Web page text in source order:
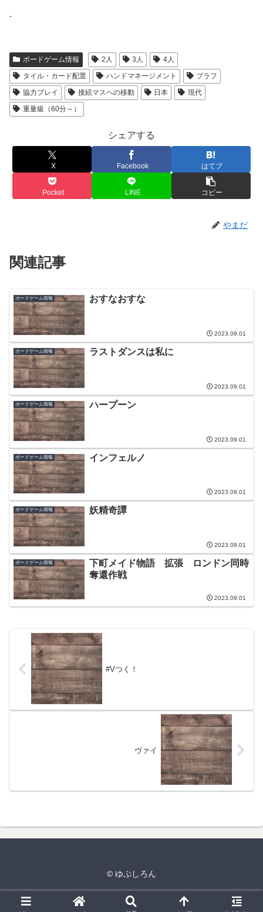
.
ボードゲーム情報 2人 3人
4人
タイル・カード配置
ハンドマネージメント
ブラフ
協力プレイ
接続マスへの移動 日本
現代
重量級（60分～）
シェアする
X Facebook はてブ
Pocket LINE コピー
やまだ
関連記事
ボードゲーム情報 おすなおすな
2023.09.01
ボードゲーム情報 ラストダンスは私に
2023.09.01
ボードゲーム情報 ハープーン
2023.09.01
ボードゲーム情報 インフェルノ
2023.09.01
ボードゲーム情報 妖精奇譚
2023.09.01
ボードゲーム情報
下町メイド物語 拡張 ロンドン同時
奪還作戦
2023.09.01
#Vつく！
ヴァイ
© ゆぷしろん